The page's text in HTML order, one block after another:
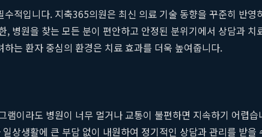
적입니다. 지축365의원은 최신 의료 기술 동향을 꾸준히 반
병원을 찾는 모든 분이 편안하고 안정된 분위기에서 상담과
는 환자 중심의 환경은 치료 효과를 더욱 높여줍니다.
이라도 병원이 너무 멀거나 교통이 불편하면 지속하기 어렵습
상생활에 큰 부담 없이 내원하여 정기적인 상담과 관리를 받